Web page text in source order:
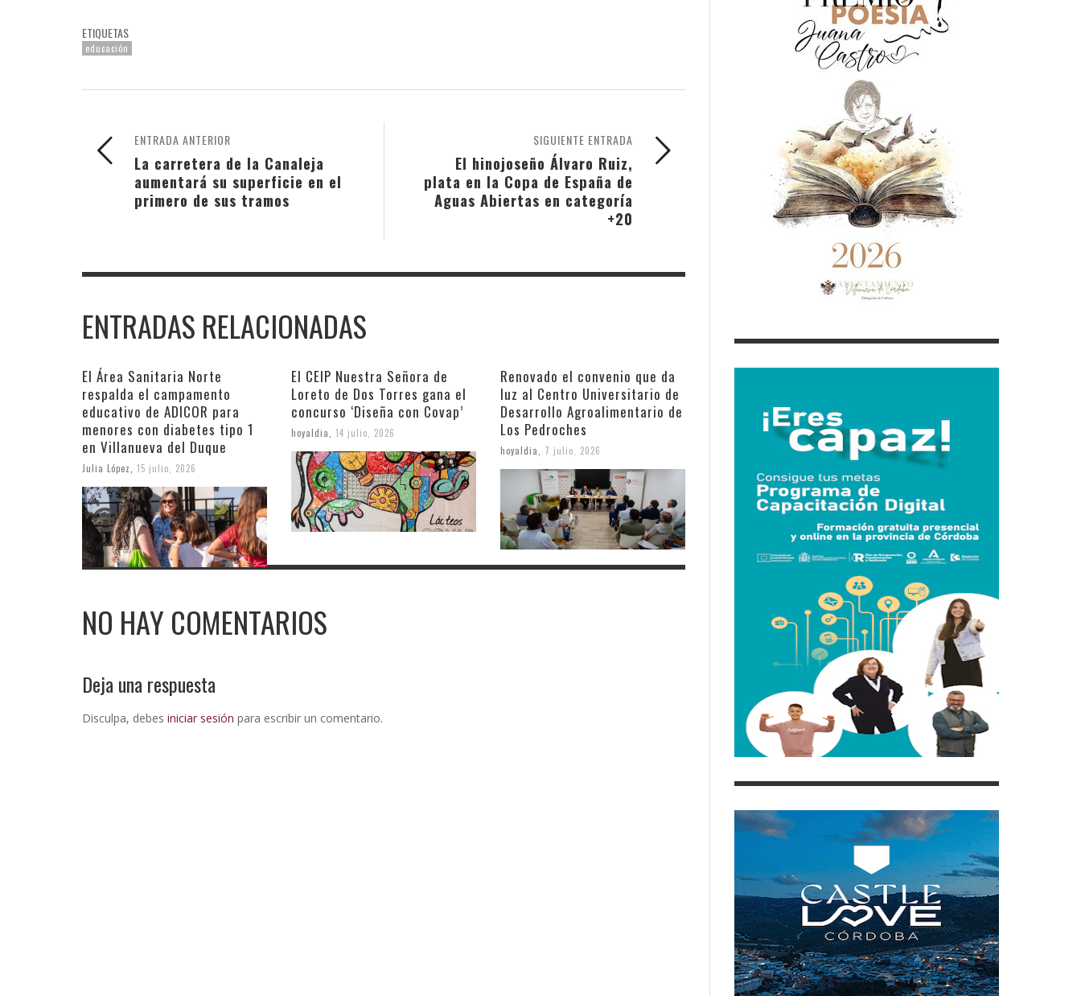
ETIQUETAS
educación
SIGUIENTE ENTRADA
El hinojoseño Álvaro Ruiz,
plata en la Copa de España de
Aguas Abiertas en categoría
+20
ENTRADA ANTERIOR
La carretera de la Canaleja
aumentará su superficie en el
primero de sus tramos
ENTRADAS RELACIONADAS
El Área Sanitaria Norte
respalda el campamento
educativo de ADICOR para
menores con diabetes tipo 1
en Villanueva del Duque
Julia López 15 julio, 2026
El CEIP Nuestra Señora de
Loreto de Dos Torres gana el
concurso ‘Diseña con Covap’
hoyaldia 14 julio, 2026
Renovado el convenio que da
luz al Centro Universitario de
Desarrollo Agroalimentario de
Los Pedroches
hoyaldia 7 julio, 2026
NO HAY COMENTARIOS
Deja una respuesta
Disculpa, debes iniciar sesión para escribir un comentario.